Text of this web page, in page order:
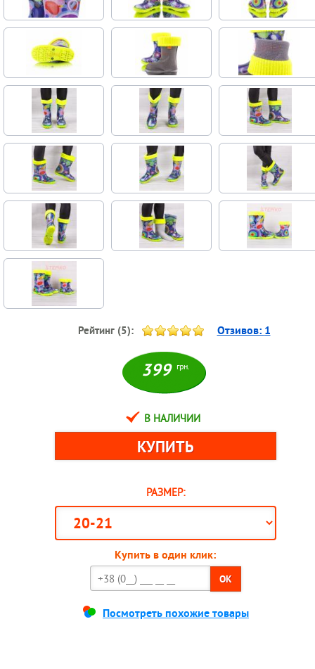
Рейтинг (5): Отзивов: 1
399 грн.
В НАЛИЧИИ
РАЗМЕР:
Купить в один клик:
OK
Посмотреть похожие товары